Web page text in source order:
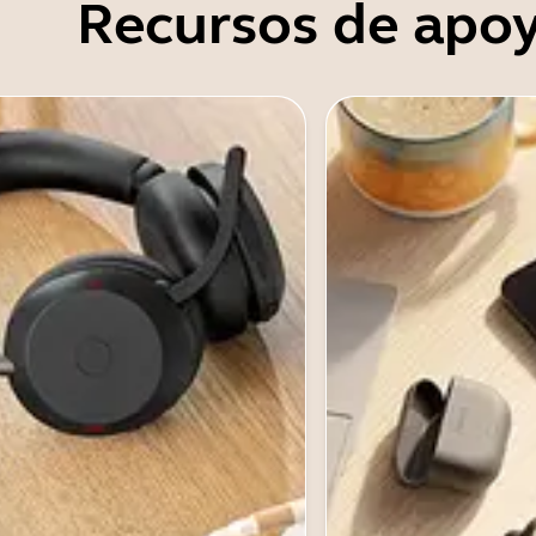
Recursos de